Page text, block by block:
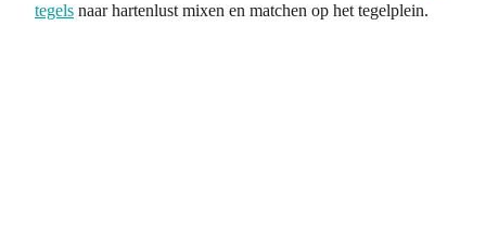
tegels naar hartenlust mixen en matchen op het tegelplein.